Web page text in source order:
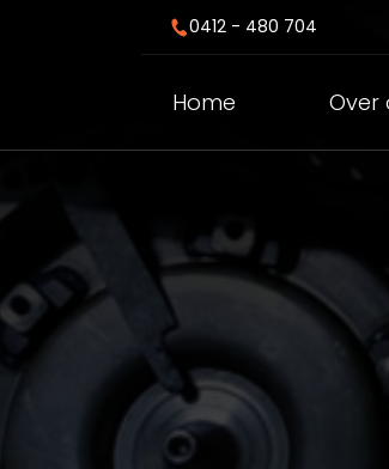
0412 - 480 704
Home Over